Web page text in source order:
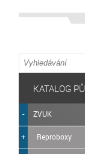
KATALOG
ZVUK
Reproboxy